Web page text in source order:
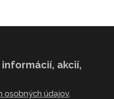
akcií,
osobných údajov.